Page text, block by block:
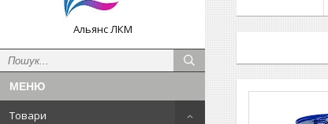
Альянс ЛКМ
Товари